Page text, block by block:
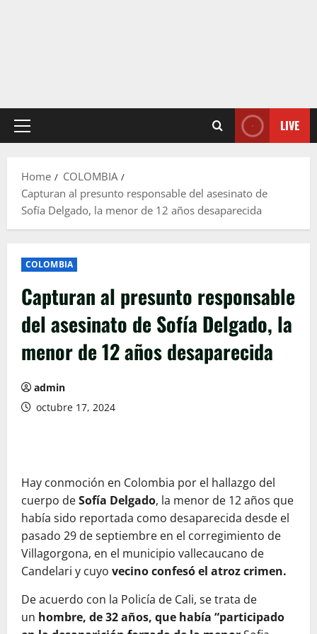
Primary
LIVE
Home
COLOMBIA
Capturan al presunto responsable del asesinato de
Sofía Delgado, la menor de 12 años desaparecida
COLOMBIA
Capturan al presunto responsable
del asesinato de Sofía Delgado, la
menor de 12 años desaparecida
admin
octubre 17, 2024
Hay conmoción en Colombia por el hallazgo del
cuerpo deSofía Delgado, la menor de 12 años que
había sido reportada como desaparecida desde el
pasado 29 de septiembre en el corregimiento de
Villagorgona, en el municipio vallecaucano de
Candelari y cuyo vecino confesó el atroz crimen.
De acuerdo con la Policía de Cali, se trata de
un hombre, de 32 años, que había “participado